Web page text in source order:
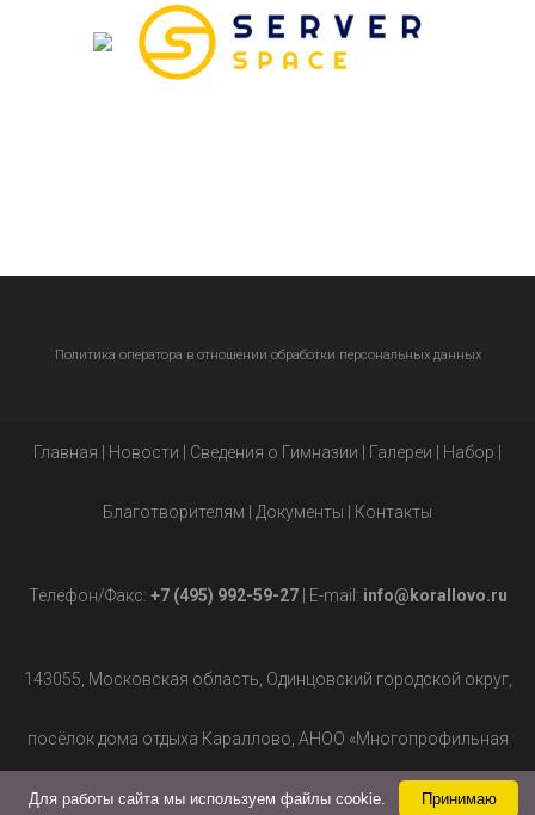
Политика оператора в отношении обработки персональных данных
Главная Новости Сведения о Гимназии Галереи Набор
Благотворителям Документы Контакты
Телефон/Факс: +7 (495) 992-59-27| E-mail: info@korallovo.ru
143055, Московская область, Одинцовский городской округ,
посёлок дома отдыха Караллово, АНОО «Многопрофильная
гимназия», д.2. Принимаю
Для работы сайта мы используем файлы cookie.